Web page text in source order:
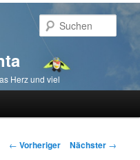
Herz und viel
Beitragsnavigation
← Vorheriger Nächster →